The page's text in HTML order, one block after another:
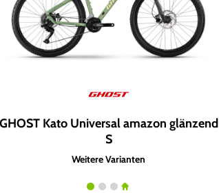
GHOST Kato Universal amazon glänzend
S
Weitere Varianten